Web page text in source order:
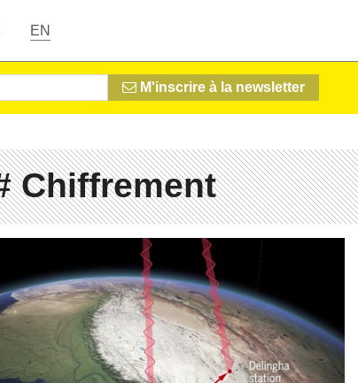
EN
M'inscrire à la newsletter
Chiffrement